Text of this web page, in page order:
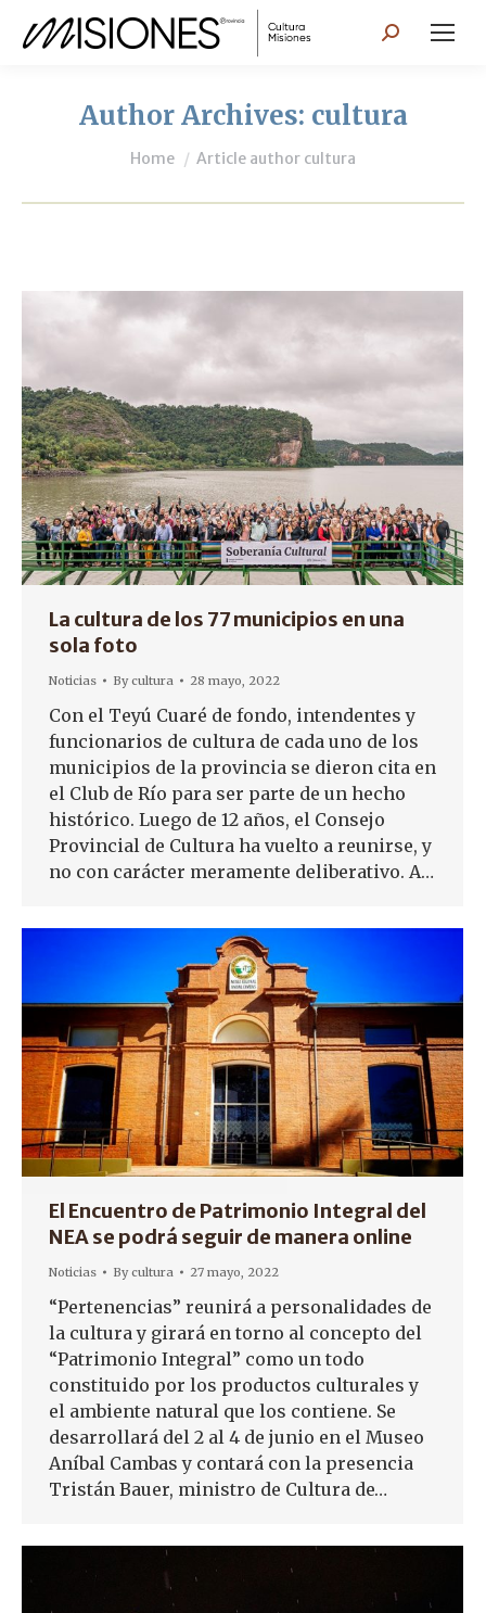
Search:
Author Archives: cultura
You are here:
Home Article author cultura
La cultura de los 77 municipios en una
sola foto
Noticias Bycultura 28 mayo, 2022
Con el Teyú Cuaré de fondo, intendentes y
funcionarios de cultura de cada uno de los
municipios de la provincia se dieron cita en
el Club de Río para ser parte de un hecho
histórico. Luego de 12 años, el Consejo
Provincial de Cultura ha vuelto a reunirse, y
no con carácter meramente deliberativo. A…
El Encuentro de Patrimonio Integral del
NEA se podrá seguir de manera online
Noticias Bycultura 27 mayo, 2022
“Pertenencias” reunirá a personalidades de
la cultura y girará en torno al concepto del
“Patrimonio Integral” como un todo
constituido por los productos culturales y
el ambiente natural que los contiene. Se
desarrollará del 2 al 4 de junio en el Museo
Aníbal Cambas y contará con la presencia
Tristán Bauer, ministro de Cultura de…